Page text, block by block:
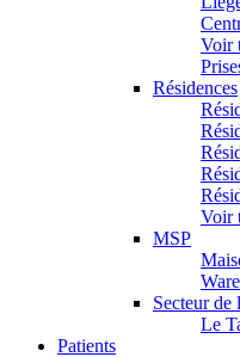
Voir
Résidences
Voir
MSP
Secteur de
Le
Patients